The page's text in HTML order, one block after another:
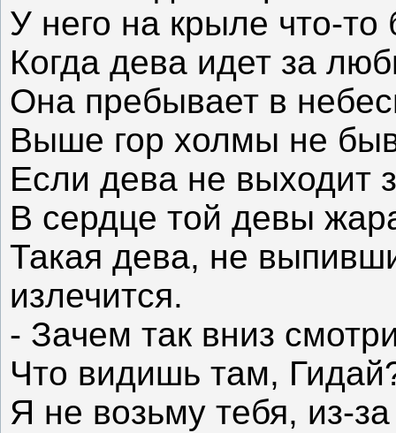
У него на крыле что-то
Когда дева идет за
Она пребывает в
Выше гор холмы не
Если дева не выходит
В сердце той девы
Такая дева, не
излечится.
- Зачем так вниз
Что видишь там,
Я не возьму тебя, из-